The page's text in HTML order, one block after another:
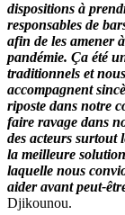
dispositions à
responsables de
afin de les amener
pandémie. Ça été
traditionnels et
accompagnent
riposte dans notre
faire ravage dans
des acteurs surtout
la meilleure
laquelle nous
aider avant peut-
Djikounou.